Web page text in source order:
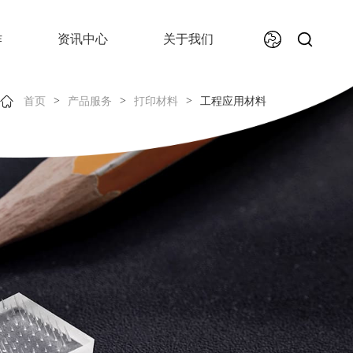
资讯中心 关于我们
首页 > 产品服务 > 打印材料 > 工程应用材料